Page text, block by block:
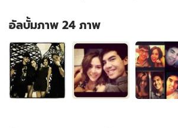
อัลบั้มภาพ 24 ภาพ
อัลบั้ม
ภาพ
24
ภาพ
ของ